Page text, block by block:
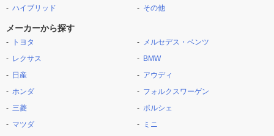
ハイブリッド
その他
メーカーから探す
トヨタ
レクサス
日産
ホンダ
三菱
マツダ
メルセデス・ベンツ
BMW
アウディ
フォルクスワーゲン
ポルシェ
ミニ